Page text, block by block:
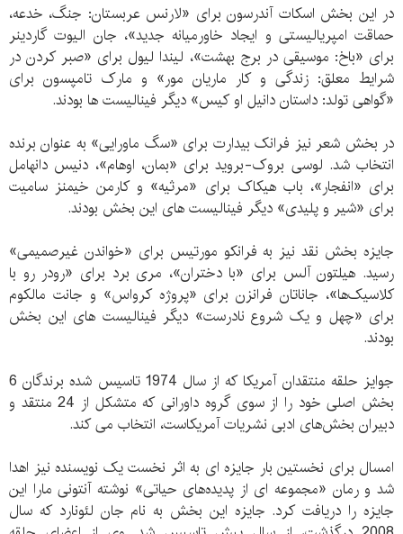
در این بخش اسکات آندرسون برای «لارنس عربستان: جنگ، خدعه،
حماقت امپریالیستی و ایجاد خاورمیانه جدید»، جان الیوت گاردینر
برای «باخ: موسیقی در برج بهشت»، لیندا لیول برای «صبر کردن در
شرایط معلق: زندگی و کار ماریان مور» و مارک تامپسون برای
«گواهی تولد: داستان دانیل او کیس» دیگر فینالیست ها بودند.
در بخش شعر نیز فرانک بیدارت برای «سگ ماورایی» به عنوان برنده
انتخاب شد. لوسی بروک-بروید برای «بمان، اوهام»، دنیس دانهامل
برای «انفجار»، باب هیکاک برای «مرثیه» و کارمن خیمنز سامیت
برای «شیر و پلیدی» دیگر فینالیست های این بخش بودند.
جایزه بخش نقد نیز به فرانکو مورتیس برای «خواندن غیرصمیمی»
رسید. هیلتون آلس برای «با دختران»، مری برد برای «رودر رو با
کلاسیک‌ها»، جاناتان فرانزن برای «پروژه کرواس» و جانت مالکوم
برای «چهل و یک شروع نادرست» دیگر فینالیست های این بخش
بودند.
جوایز حلقه منتقدان آمریکا که از سال 1974 تاسیس شده برندگان 6
بخش اصلی خود را از سوی گروه داورانی که متشکل از 24 منتقد و
دبیران بخش‌های ادبی نشریات آمریکاست، انتخاب می کند.
امسال برای نخستین بار جایزه ای به اثر نخست یک نویسنده نیز اهدا
شد و رمان «مجموعه‌ ای از پدیده‌های حیاتی» نوشته آنتونی مارا این
جایزه را دریافت کرد. جایزه این بخش به نام جان لئونارد که سال